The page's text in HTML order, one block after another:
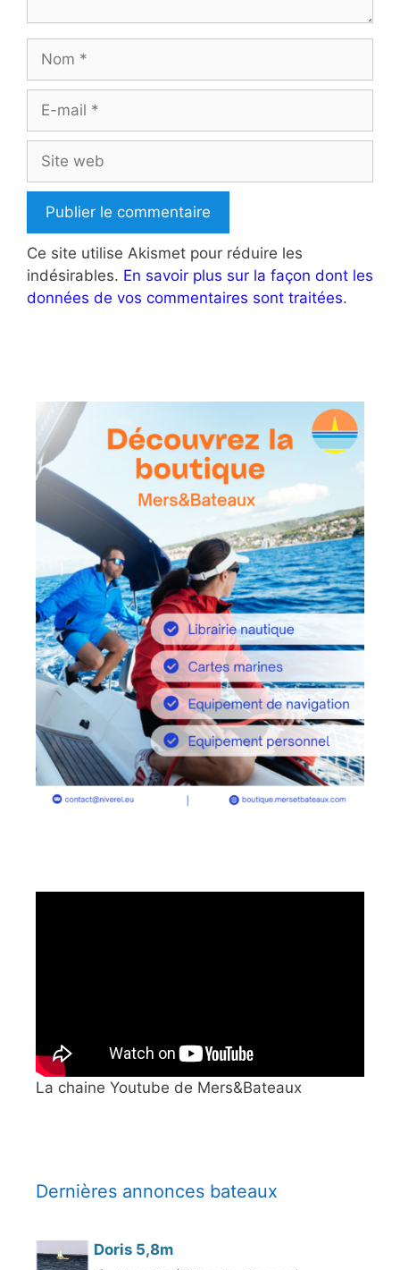
mail
web
Ce site utilise Akismet pour réduire les
indésirables. En savoir plus sur la façon dont les
données de vos commentaires sont traitées.
La chaine Youtube de Mers&Bateaux
Dernières annonces bateaux
Doris 5,8m